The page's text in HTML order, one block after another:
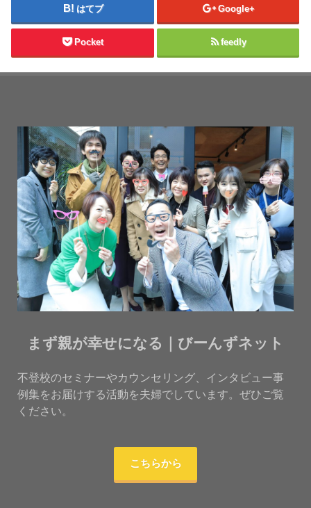
はてブ Google+
Pocket feedly
まず親が幸せになる｜びーんずネット
不登校のセミナーやカウンセリング、インタビュー事
例集をお届けする活動を夫婦でしています。ぜひご覧
ください。
こちらから